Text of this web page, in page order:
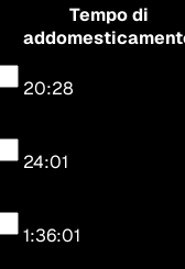
Tempo di
20:28
24:01
1:36:01